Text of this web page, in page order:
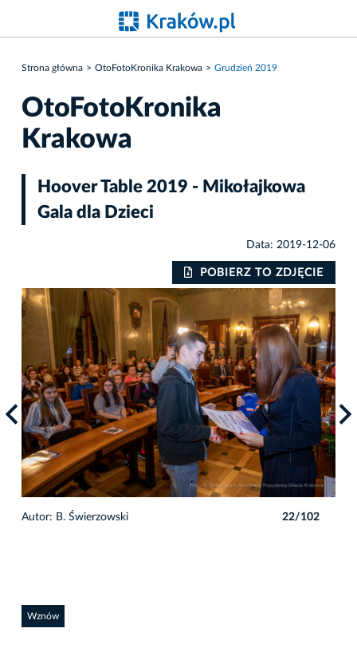
Strona główna OtoFotoKronika Krakowa Grudzień 2019
OtoFotoKronika
Krakowa
Hoover Table 2019 - Mikołajkowa
Gala dla Dzieci
Data: 2019-12-06
POBIERZ TO ZDJĘCIE
Autor: B. Świerzowski 22/102
Wznów